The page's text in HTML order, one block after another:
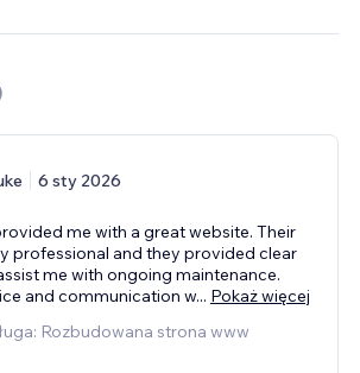
6 sty 2026
me with a great website. Their
professional and they provided clear
me with ongoing maintenance.
and communication w... Pokaż więcej
Rozbudowana strona www